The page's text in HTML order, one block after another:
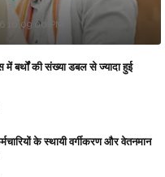
PM
में बर्थों की संख्या डबल से ज्यादा हुई
के स्थायी वर्गीकरण और वेतनमान